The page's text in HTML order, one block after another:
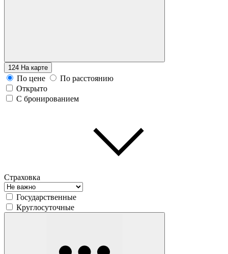
124 На карте
По цене
По расстоянию
Открыто
С бронированием
Страховка
Государственные
Круглосуточные